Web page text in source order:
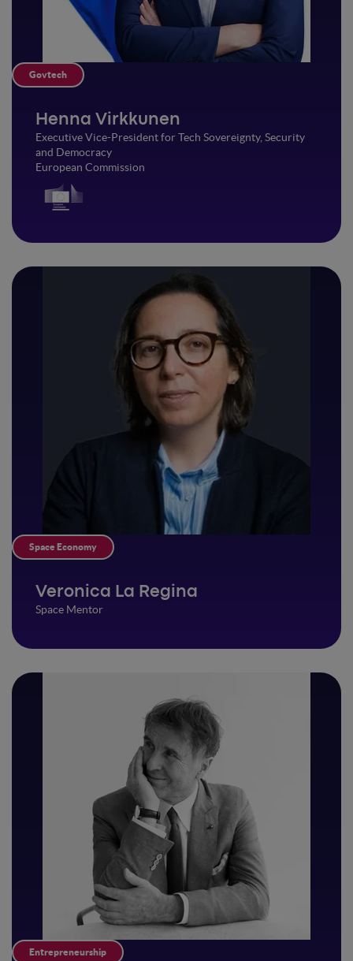
Govtech
Henna Virkkunen
Executive Vice-President for Tech Sovereignty, Security
and Democracy
European Commission
Space Economy
Veronica La Regina
Space Mentor
Entrepreneurship